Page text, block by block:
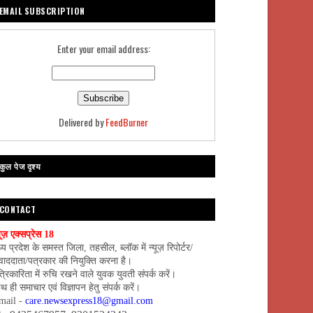
EMAIL SUBSCRIPTION
Enter your email address:
Delivered byFeedBurner
पेज दृश्य
CONTACT
एक्सप्रेस 18
प्रदेश के समस्त जिला, तहसील, ब्लॉक में न्यूज़ रिपोर्टर/
पत्रकार की नियुक्ति करना है।
में रुचि रखने वाले युवक युवती संपर्क करें।
ही समाचार एवं विज्ञापन हेतु संपर्क करें।
- care.newsexpress18@gmail.com